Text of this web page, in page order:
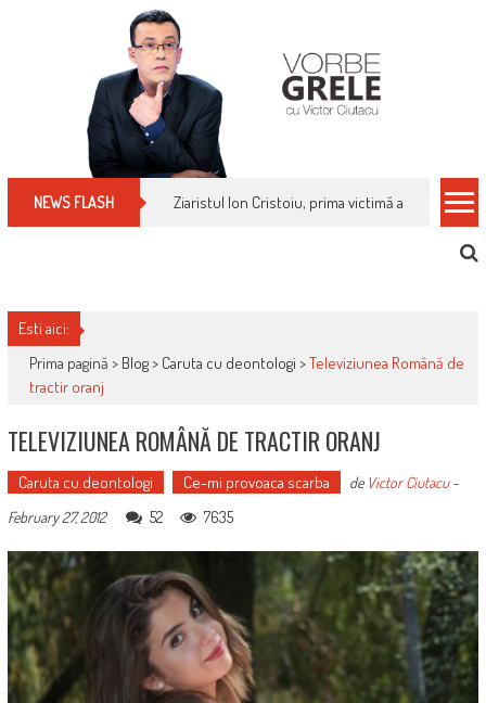
NEWS FLASH Ziaristul Ion Cristoiu, prima victimă a noi
Esti aici:
Prima pagină > Blog> Caruta cu deontologi >Televiziunea Română de
tractir oranj
TELEVIZIUNEA ROMÂNĂ DE TRACTIR ORANJ
Caruta cu deontologi Ce-mi provoaca scarba de Victor Ciutacu-
February 27, 2012
52 7635